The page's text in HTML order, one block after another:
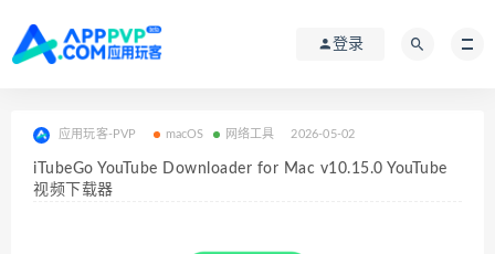
登录
应用玩客-PVP macOS 网络工具 2026-05-02
iTubeGo YouTube Downloader for Mac v10.15.0 YouTube
视频下载器